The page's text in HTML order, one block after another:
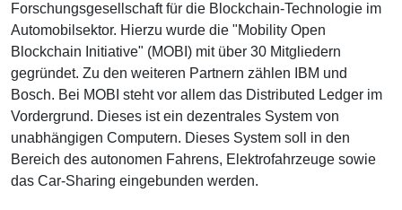
Forschungsgesellschaft für die Blockchain-Technologie im
Automobilsektor. Hierzu wurde die "Mobility Open
Blockchain Initiative" (MOBI) mit über 30 Mitgliedern
gegründet. Zu den weiteren Partnern zählen IBM und
Bosch. Bei MOBI steht vor allem das Distributed Ledger im
Vordergrund. Dieses ist ein dezentrales System von
unabhängigen Computern. Dieses System soll in den
Bereich des autonomen Fahrens, Elektrofahrzeuge sowie
das Car-Sharing eingebunden werden.